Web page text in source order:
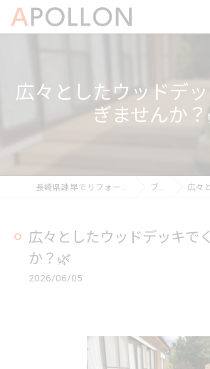
広々としたウッドデ
ぎませんか
長崎県諫早でリフォームならAPOLLON ブログ 広々とし
広々としたウッドデッキで
か？🌿
2026/06/05